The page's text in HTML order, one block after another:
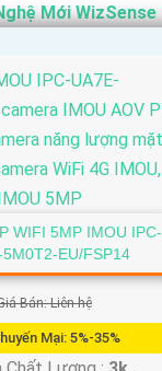
Mới WizSense
WIFI 5MP IMOU IPC-
5M0T2-EU/FSP14
Bán: Liên hệ
Mại: 5%-35%